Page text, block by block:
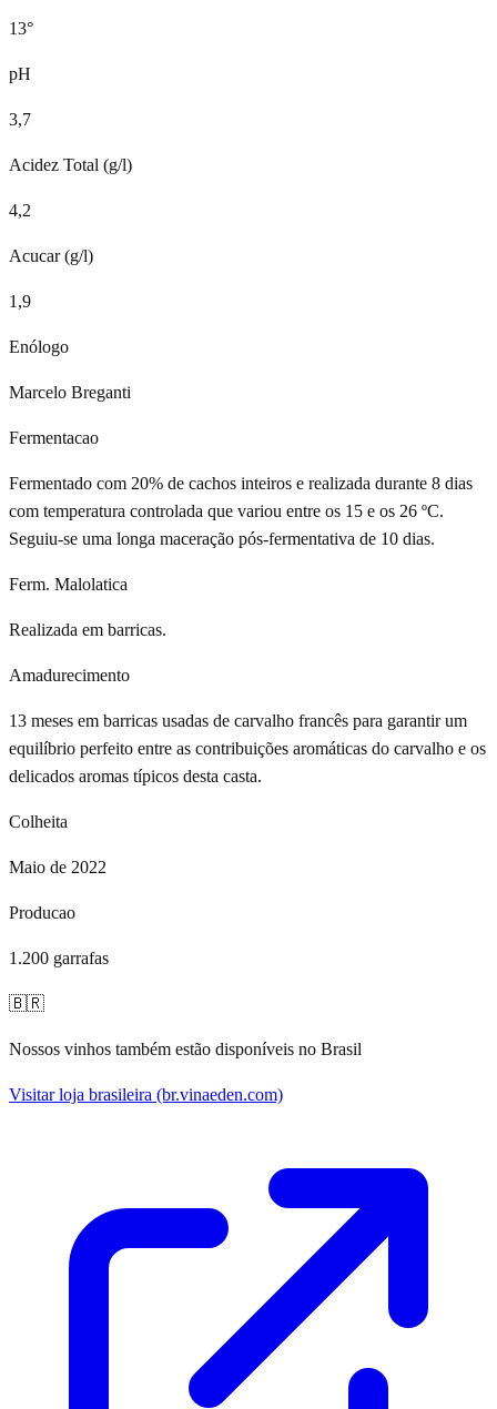
13°
pH
3,7
Acidez Total (g/l)
4,2
Acucar (g/l)
1,9
Enólogo
Marcelo Breganti
Fermentacao
Fermentado com 20% de cachos inteiros e realizada durante 8 dias
com temperatura controlada que variou entre os 15 e os 26 ºC.
Seguiu-se uma longa maceração pós-fermentativa de 10 dias.
Ferm. Malolatica
Realizada em barricas.
Amadurecimento
13 meses em barricas usadas de carvalho francês para garantir um
equilíbrio perfeito entre as contribuições aromáticas do carvalho e os
delicados aromas típicos desta casta.
Colheita
Maio de 2022
Producao
1.200 garrafas
🇧🇷
Nossos vinhos também estão disponíveis no Brasil
Visitar loja brasileira (br.vinaeden.com)